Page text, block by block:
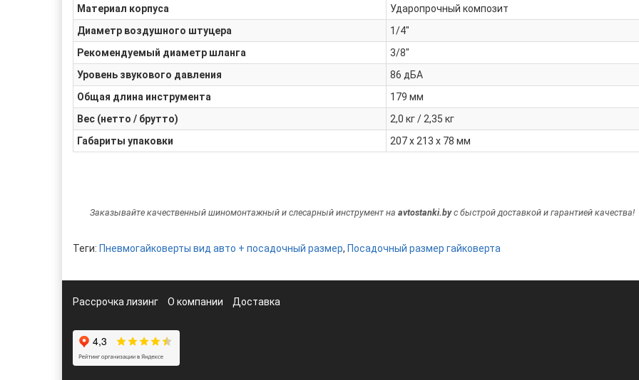
Материал корпуса
Ударопрочный композит
Диаметр воздушного штуцера
1/4"
Рекомендуемый диаметр шланга
3/8"
Уровень звукового давления
86 дБА
Общая длина инструмента
179 мм
Вес (нетто / брутто)
2,0 кг / 2,35 кг
Габариты упаковки
207 x 213 x 78 мм
Заказывайте качественный шиномонтажный и слесарный инструмент на avtostanki.byс быстрой доставкой и гарантией качества!
Теги: Пневмогайковерты вид авто + посадочный размер, Посадочный размер гайковерта
Рассрочка лизинг О компании Доставка